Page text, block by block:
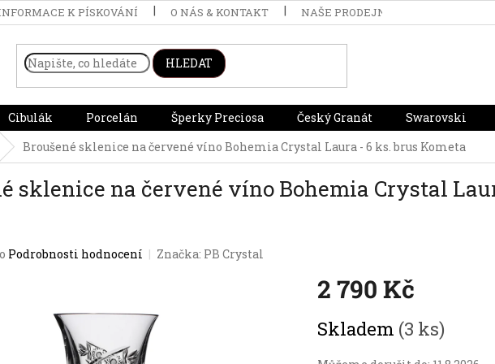
K PÍSKOVÁNÍ O NÁS & KONTAKT NAŠE PRODEJNA
HLEDAT
Cibulák Porcelán Šperky Preciosa Český Granát Swarovski
Broušené sklenice na červené víno Bohemia Crystal Laura - 6 ks. brus Kometa
sklenice na červené víno Bohemia Crystal
Podrobnosti hodnocení Značka: PB Crystal
2 790 Kč
cena:
Skladem (3 ks)